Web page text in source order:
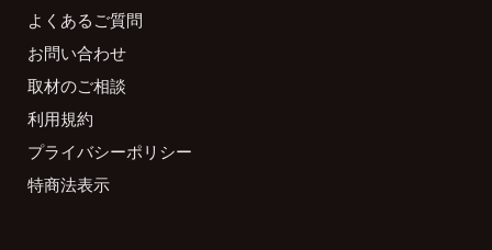
よくあるご質問
お問い合わせ
取材のご相談
利用規約
プライバシーポリシー
特商法表示